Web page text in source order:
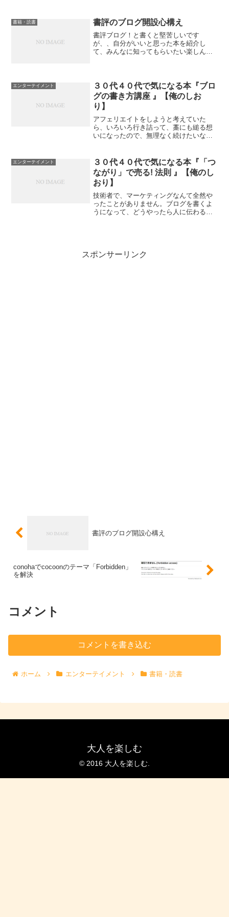
で、電子書籍出版に必要なステップをわ
かりやすく解説。
書籍・読書 書評のブログ開設心構え
書評ブログ！と書くと堅苦しいです
が、、自分がいいと思った本を紹介し
て、みんなに知ってもらいたい楽しんで
本なぜ、この本を読んだのか自分...
エンターテイメント
３０代４０代で気になる本『ブロ
グの書き方講座 』【俺のしお
り】
アフェリエイトをしようと考えていた
ら、いろいろ行き詰って、藁にも縋る想
いになったので、無理なく続けたいなぁ
なた次第です。まさに、自分の目標も 会
社だけに固執せず、視野を広...
エンターテイメント
３０代４０代で気になる本『「つ
ながり」で売る! 法則 』【俺のし
おり】
技術者で、マーケティングなんて全然や
ったことがありません。ブログを書くよ
うになって、どうやったら人に伝わる文
スポンサーリンク
書評のブログ開設心構え
conohaでcocoonのテーマ「Forbidden」
を解決
コメント
コメントを書き込む
ホーム エンターテイメント 書籍・読書
大人を楽しむ
© 2016 大人を楽しむ.